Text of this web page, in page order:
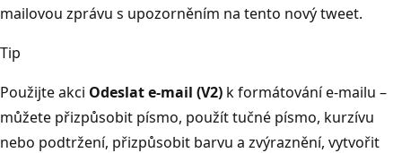
mailovou zprávu s upozorněním na tento nový tweet.
Tip
Použijte akci Odeslat e-mail (V2) k formátování e-mailu –
můžete přizpůsobit písmo, použít tučné písmo, kurzívu
nebo podtržení, přizpůsobit barvu a zvýraznění, vytvořit